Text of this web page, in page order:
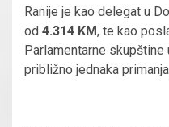
Ranije je kao delegat u
od 4.314 KM, te kao
Parlamentarne
približno jednaka